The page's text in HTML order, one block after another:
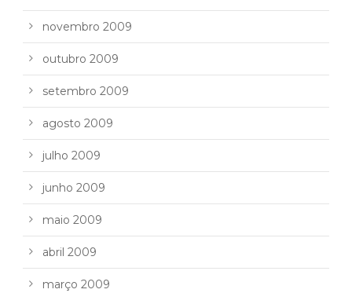
novembro 2009
outubro 2009
setembro 2009
agosto 2009
julho 2009
junho 2009
maio 2009
abril 2009
março 2009